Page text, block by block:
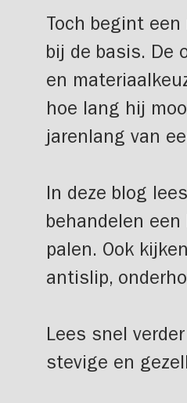
Toch begint
bij de basis. De
en
hoe lang hij
jarenlang van
In deze blog
behandelen
palen. Ook
antislip,
Lees snel
stevige en